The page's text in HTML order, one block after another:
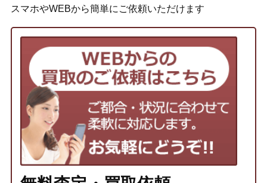
スマホやWEBから簡単にご依頼いただけます